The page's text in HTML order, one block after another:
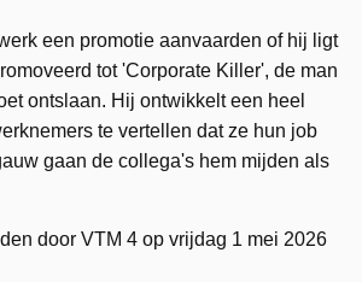
een promotie aanvaarden of hij ligt
tot 'Corporate Killer', de man
ontslaan. Hij ontwikkelt een heel
te vertellen dat ze hun job
gaan de collega's hem mijden als
door VTM 4 op vrijdag 1 mei 2026